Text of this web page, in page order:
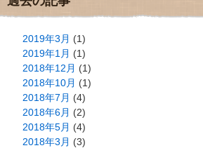
2019年3月 (1)
2019年1月 (1)
2018年12月 (1)
2018年10月 (1)
2018年7月 (4)
2018年6月 (2)
2018年5月 (4)
2018年3月 (3)